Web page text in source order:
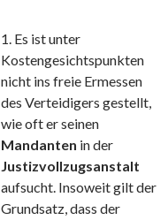
1. Es ist unter
Kostengesichtspunkten
nicht ins freie Ermessen
des Verteidigers gestellt,
wie oft er seinen
Mandanten in der
Justizvollzugsanstalt
aufsucht. Insoweit gilt der
Grundsatz, dass der